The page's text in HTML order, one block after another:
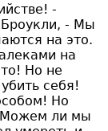
-
Броукли, - Мы
на это.
на
Но не
себя!
Но
Можем ли мы